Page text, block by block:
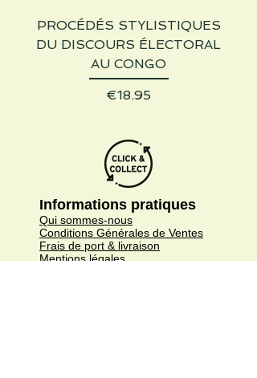
PROCÉDÉS STYLISTIQUES
DU DISCOURS ÉLECTORAL
AU CONGO
Price
€18.95
Informations pratiques
Qui sommes-nous
Conditions Générales de Ventes
Frais de port & livraison
Mentions légales